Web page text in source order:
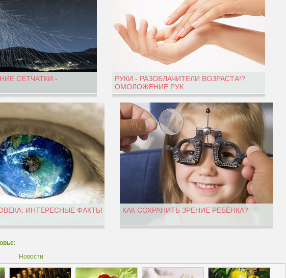
СЕТЧАТКИ -
РУКИ - РАЗОБЛАЧИТЕЛИ ВОЗРАСТА!?
ОМОЛОЖЕНИЕ РУК
ИНТЕРЕСНЫЕ ФАКТЫ КАК СОХРАНИТЬ ЗРЕНИЕ РЕБЁНКА?
Новости